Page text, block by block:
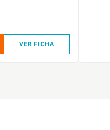
VER FICHA